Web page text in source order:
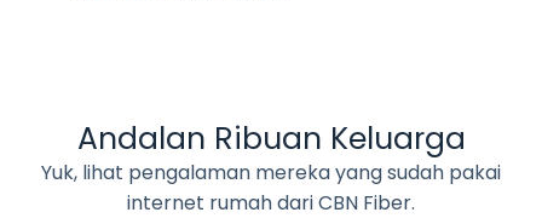
Andalan Ribuan Keluarga
Yuk, lihat pengalaman mereka yang sudah pakai
internet rumah dariCBN Fiber.